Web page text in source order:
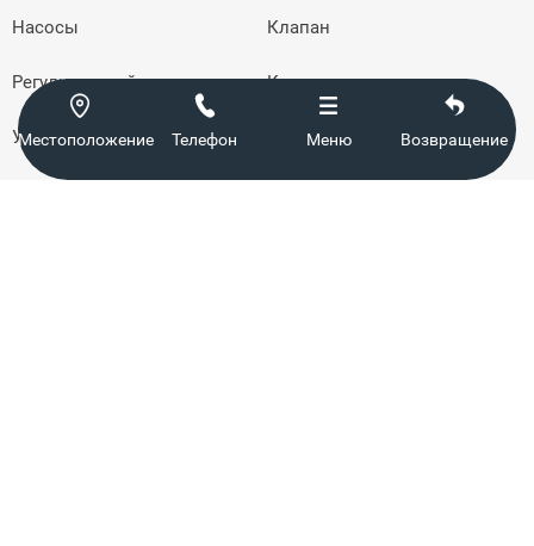
Насосы Клапан
Регулирующий электр... Контроллер
Ультразвуковой расх... Электромагнитный ра...

Местоположение

Телефон

Меню

Возвращение